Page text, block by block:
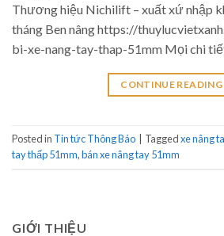
Thương hiệu Nichilift – xuất xứ nhập
tháng Ben nâng https://
bi-xe-nang-tay-thap-51mm Mọi chi
CONTINUE READING
Posted in Tin tức Thông Báo Taggedxe nâng
tay thấp 51mm,bán xe nâng tay 51mm
GIỚI THIỆU